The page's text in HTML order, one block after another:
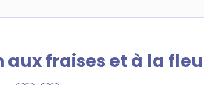
aux fraises et à la